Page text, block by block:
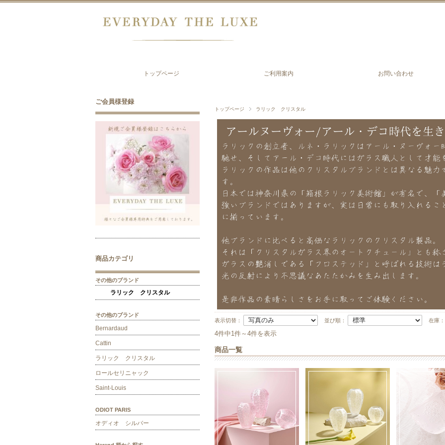
トップページ ご利用案内 お問い合わせ
トップページ ラリック クリスタル
表示切替： 並び順： 在庫
4件中1件～4件を表示
商品一覧
ご会員様登録
商品カテゴリ
その他のブランド
ラリック クリスタル
その他のブランド
Bernardaud
Cattin
ラリック クリスタル
ロールセリニャック
Saint-Louis
ODIOT PARIS
オディオ シルバー